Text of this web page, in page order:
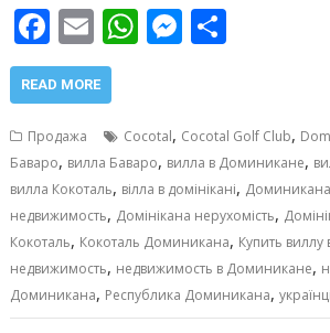
F
ac
e
b
o
o
k
E
m
ai
W
s
A
p
p
M
e
n
g
er
р
а
в
и
т
ь
READ MORE
Продажа Cocotal, Cocotal Golf Club,
Баваро, вилла Баваро, вилла в Доминикане,
вилла Кокоталь, вілла в домінікані, Доминикана
недвижимость, Домінікана нерухомість,
Кокоталь, Кокоталь Доминикана, Купить виллу
недвижимость, недвижимость в Доминикане,
Доминикана, Республика Доминикана,